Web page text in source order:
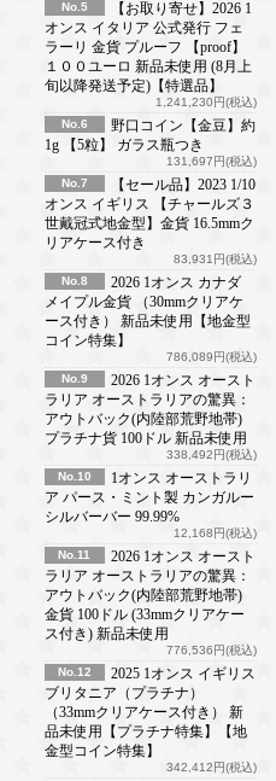
No.5
【お取り寄せ】2026 1
オンス イタリア 公式発行 フェ
ラーリ 金貨 プルーフ 【proof】
１００ユーロ 新品未使用 (8月上
旬以降発送予定)【特選品】
1,241,230円(税込)
No.6
野口コイン【金豆】約
1g 【5粒】 ガラス瓶つき
131,697円(税込)
No.7
【セール品】2023 1/10
オンス イギリス 【チャールズ３
世戴冠式地金型】金貨 16.5mmク
リアケース付き
83,931円(税込)
No.8
2026 1オンス カナダ
メイプル金貨 （30mmクリアケ
ース付き） 新品未使用【地金型
コイン特集】
786,089円(税込)
No.9
2026 1オンス オースト
ラリア オーストラリアの驚異：
アウトバック(内陸部荒野地帯)
プラチナ貨 100ドル 新品未使用
338,492円(税込)
No.10
1オンス オーストラリ
ア パース・ミント製 カンガルー
シルバーバー 99.99%
12,168円(税込)
No.11
2026 1オンス オースト
ラリア オーストラリアの驚異：
アウトバック(内陸部荒野地帯)
金貨 100ドル (33mmクリアケー
ス付き) 新品未使用
776,536円(税込)
No.12
2025 1オンス イギリス
ブリタニア（プラチナ）
（33mmクリアケース付き） 新
品未使用【プラチナ特集】【地
金型コイン特集】
342,412円(税込)